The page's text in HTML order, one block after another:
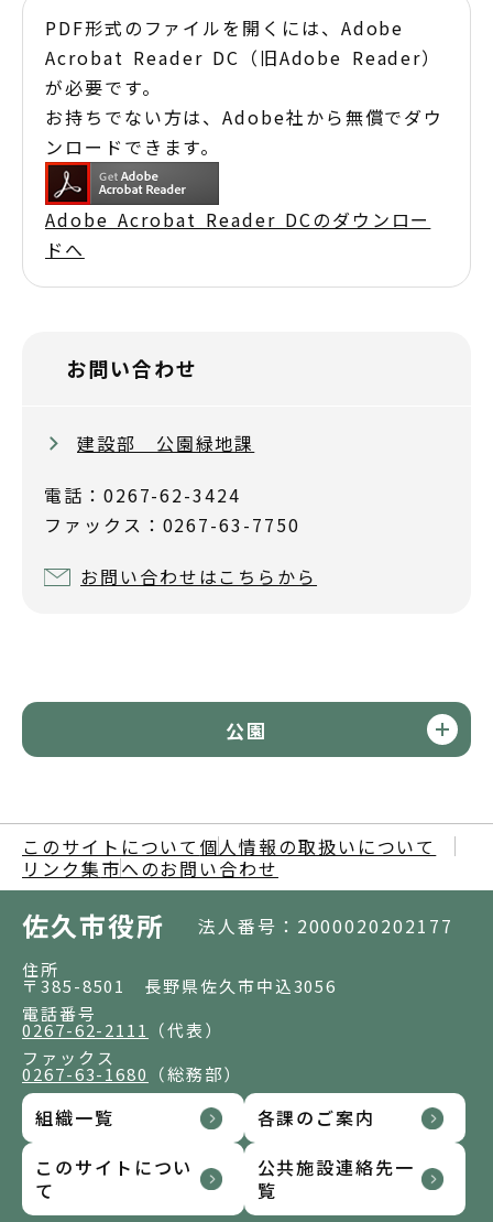
PDF形式のファイルを開くには、Adobe
Acrobat Reader DC（旧Adobe Reader）
が必要です。
お持ちでない方は、Adobe社から無償でダウ
ンロードできます。
Adobe Acrobat Reader DCのダウンロー
ドへ
お問い合わせ
建設部 公園緑地課
電話：0267-62-3424
ファックス：0267-63-7750
お問い合わせはこちらから
公園
このサイトについて 個人情報の取扱いについて
リンク集市へのお問い合わせ
佐久市役所 法人番号：2000020202177
住所
〒385-8501 長野県佐久市中込3056
電話番号
0267-62-2111
（代表）
ファックス
0267-63-1680 （総務部）
組織一覧
各課のご案内
このサイトについ
て
公共施設連絡先一
覧